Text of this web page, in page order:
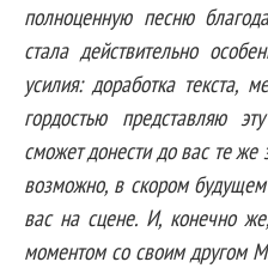
полноценную песню
стала действительно
усилия: доработка текста,
гордостью представляю
сможет донести до вас те же
возможно, в скором
вас на сцене. И, конечно
моментом со своим другом